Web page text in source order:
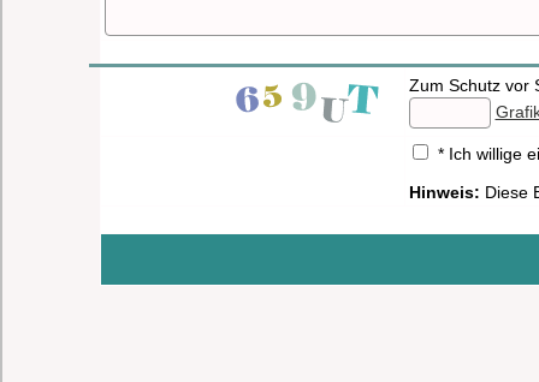
Zum Schutz vor
* Ich willige
Hinweis: Diese